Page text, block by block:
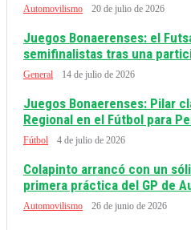
Automovilismo 20 de julio de 2026
Juegos Bonaerenses: el
semifinalistas tras una
General 14 de julio de 2026
Juegos Bonaerenses: Pilar
Regional en el Fútbol para
Fútbol 4 de julio de 2026
Colapinto arrancó con un
primera práctica del GP de
Automovilismo 26 de junio de 2026